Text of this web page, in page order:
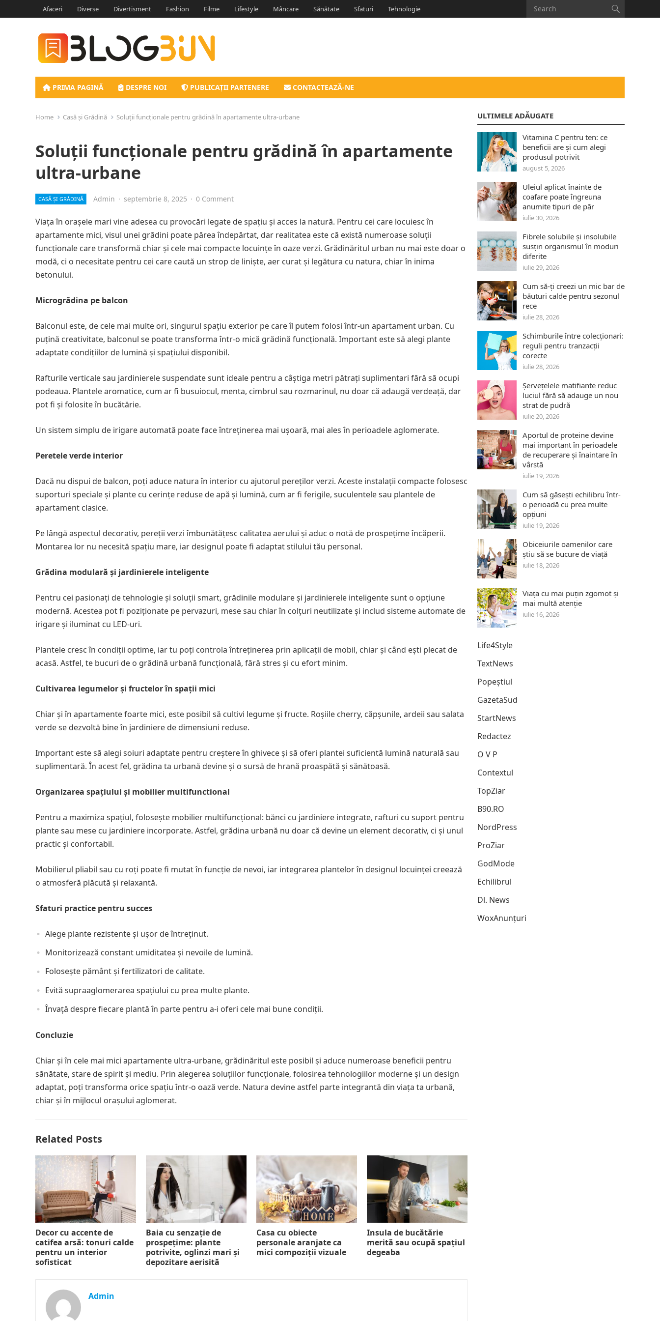
Afaceri Diverse Divertisment Fashion Filme Lifestyle Mâncare Sănătate Sfaturi Tehnologie
PRIMA PAGINĂ DESPRE NOI PUBLICAȚII PARTENERE CONTACTEAZĂ-NE
Home Casă și Grădină Soluții funcționale pentru grădină în apartamente ultra-urbane
Soluții funcționale pentru grădină în apartamente
ultra-urbane
CASĂ ȘI GRĂDINĂ Admin · septembrie 8, 2025 · 0 Comment
Viața în orașele mari vine adesea cu provocări legate de spațiu și acces la natură. Pentru cei care locuiesc în
apartamente mici, visul unei grădini poate părea îndepărtat, dar realitatea este că există numeroase soluții
funcționale care transformă chiar și cele mai compacte locuințe în oaze verzi. Grădinăritul urban nu mai este doar o
modă, ci o necesitate pentru cei care caută un strop de liniște, aer curat și legătura cu natura, chiar în inima
betonului.
Microgrădina pe balcon
Balconul este, de cele mai multe ori, singurul spațiu exterior pe care îl putem folosi într-un apartament urban. Cu
puțină creativitate, balconul se poate transforma într-o mică grădină funcțională. Important este să alegi plante
adaptate condițiilor de lumină și spațiului disponibil.
Rafturile verticale sau jardinierele suspendate sunt ideale pentru a câștiga metri pătrați suplimentari fără să ocupi
podeaua. Plantele aromatice, cum ar fi busuiocul, menta, cimbrul sau rozmarinul, nu doar că adaugă verdeață, dar
pot fi și folosite în bucătărie.
Un sistem simplu de irigare automată poate face întreținerea mai ușoară, mai ales în perioadele aglomerate.
Peretele verde interior
Dacă nu dispui de balcon, poți aduce natura în interior cu ajutorul pereților verzi. Aceste instalații compacte folosesc
suporturi speciale și plante cu cerințe reduse de apă și lumină, cum ar fi ferigile, suculentele sau plantele de
apartament clasice.
Pe lângă aspectul decorativ, pereții verzi îmbunătățesc calitatea aerului și aduc o notă de prospețime încăperii.
Montarea lor nu necesită spațiu mare, iar designul poate fi adaptat stilului tău personal.
Grădina modulară și jardinierele inteligente
Pentru cei pasionați de tehnologie și soluții smart, grădinile modulare și jardinierele inteligente sunt o opțiune
modernă. Acestea pot fi poziționate pe pervazuri, mese sau chiar în colțuri neutilizate și includ sisteme automate de
irigare și iluminat cu LED-uri.
Plantele cresc în condiții optime, iar tu poți controla întreținerea prin aplicații de mobil, chiar și când ești plecat de
acasă. Astfel, te bucuri de o grădină urbană funcțională, fără stres și cu efort minim.
Cultivarea legumelor și fructelor în spații mici
Chiar și în apartamente foarte mici, este posibil să cultivi legume și fructe. Roșiile cherry, căpșunile, ardeii sau salata
verde se dezvoltă bine în jardiniere de dimensiuni reduse.
Important este să alegi soiuri adaptate pentru creștere în ghivece și să oferi plantei suficientă lumină naturală sau
suplimentară. În acest fel, grădina ta urbană devine și o sursă de hrană proaspătă și sănătoasă.
Organizarea spațiului și mobilier multifunctional
Pentru a maximiza spațiul, folosește mobilier multifuncțional: bănci cu jardiniere integrate, rafturi cu suport pentru
plante sau mese cu jardiniere incorporate. Astfel, grădina urbană nu doar că devine un element decorativ, ci și unul
practic și confortabil.
Mobilierul pliabil sau cu roți poate fi mutat în funcție de nevoi, iar integrarea plantelor în designul locuinței creează
o atmosferă plăcută și relaxantă.
Sfaturi practice pentru succes
Alege plante rezistente și ușor de întreținut.
Monitorizează constant umiditatea și nevoile de lumină.
Folosește pământ și fertilizatori de calitate.
Evită supraaglomerarea spațiului cu prea multe plante.
Învață despre fiecare plantă în parte pentru a-i oferi cele mai bune condiții.
Concluzie
Chiar și în cele mai mici apartamente ultra-urbane, grădinăritul este posibil și aduce numeroase beneficii pentru
sănătate, stare de spirit și mediu. Prin alegerea soluțiilor funcționale, folosirea tehnologiilor moderne și un design
adaptat, poți transforma orice spațiu într-o oază verde. Natura devine astfel parte integrantă din viața ta urbană,
chiar și în mijlocul orașului aglomerat.
Related Posts
Decor cu accente de
catifea arsă: tonuri calde
pentru un interior
sofisticat
Baia cu senzație de
prospețime: plante
potrivite, oglinzi mari și
depozitare aerisită
Casa cu obiecte
personale aranjate ca
mici compoziții vizuale
Insula de bucătărie
merită sau ocupă spațiul
degeaba
Admin
ULTIMELE ADĂUGATE
Vitamina C pentru ten: ce
beneficii are și cum alegi
produsul potrivit
august 5, 2026
Uleiul aplicat înainte de
coafare poate îngreuna
anumite tipuri de păr
iulie 30, 2026
Fibrele solubile și insolubile
susțin organismul în moduri
diferite
iulie 29, 2026
Cum să-ți creezi un mic bar de
băuturi calde pentru sezonul
rece
iulie 28, 2026
Schimburile între colecționari:
reguli pentru tranzacții
corecte
iulie 28, 2026
Șervețelele matifiante reduc
luciul fără să adauge un nou
strat de pudră
iulie 20, 2026
Aportul de proteine devine
mai important în perioadele
de recuperare și înaintare în
vârstă
iulie 19, 2026
Cum să găsești echilibru într-
o perioadă cu prea multe
opțiuni
iulie 19, 2026
Obiceiurile oamenilor care
știu să se bucure de viață
iulie 18, 2026
Viața cu mai puțin zgomot și
mai multă atenție
iulie 16, 2026
Life4Style
TextNews
Popeștiul
GazetaSud
StartNews
Redactez
O V P
Contextul
TopZiar
B90.RO
NordPress
ProZiar
GodMode
Echilibrul
Dl. News
WoxAnunțuri